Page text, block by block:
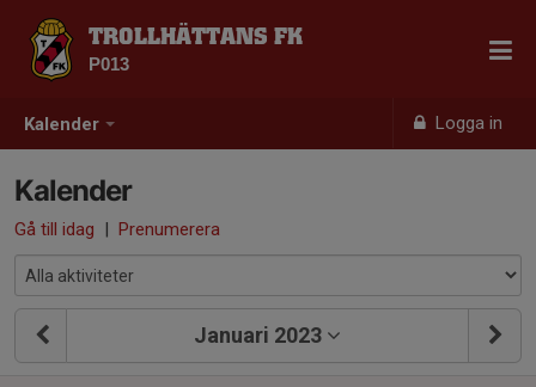
Kalender Logga in
TROLLHÄTTANS FK
P013
Kalender
Gå till idag | Prenumerera
Januari 2023